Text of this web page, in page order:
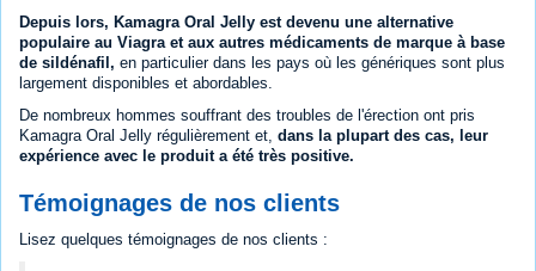
Depuis lors, Kamagra Oral Jelly est devenu une alternative
populaire au Viagra et aux autres médicaments de marque à base
de sildénafil, en particulier dans les pays où les génériques sont plus
largement disponibles et abordables.
De nombreux hommes souffrant des troubles de l'érection ont pris
Kamagra Oral Jelly régulièrement et, dans la plupart des cas, leur
expérience avec le produit a été très positive.
Témoignages de nos clients
Lisez quelques témoignages de nos clients :